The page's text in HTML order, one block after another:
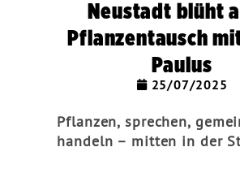
Neustadt blüht
Pflanzentausch
Paulus
25/07/2025
Pflanzen, sprechen,
handeln – mitten in der